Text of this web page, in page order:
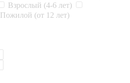
Взрослый (4-6 лет)
Пожилой (от 12 лет)